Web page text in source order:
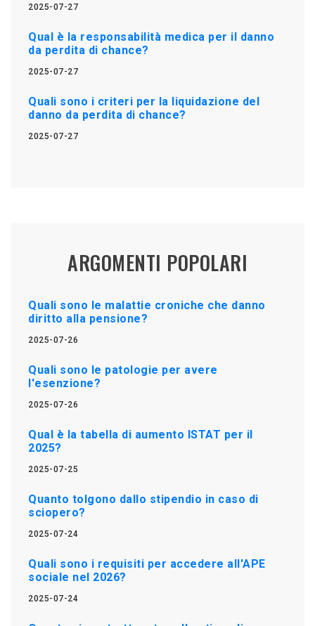
2025-07-27
Qual è la responsabilità medica per il danno
da perdita di chance?
2025-07-27
Quali sono i criteri per la liquidazione del
danno da perdita di chance?
2025-07-27
ARGOMENTI POPOLARI
Quali sono le malattie croniche che danno
diritto alla pensione?
2025-07-26
Quali sono le patologie per avere
l'esenzione?
2025-07-26
Qual è la tabella di aumento ISTAT per il
2025?
2025-07-25
Quanto tolgono dallo stipendio in caso di
sciopero?
2025-07-24
Quali sono i requisiti per accedere all'APE
sociale nel 2026?
2025-07-24